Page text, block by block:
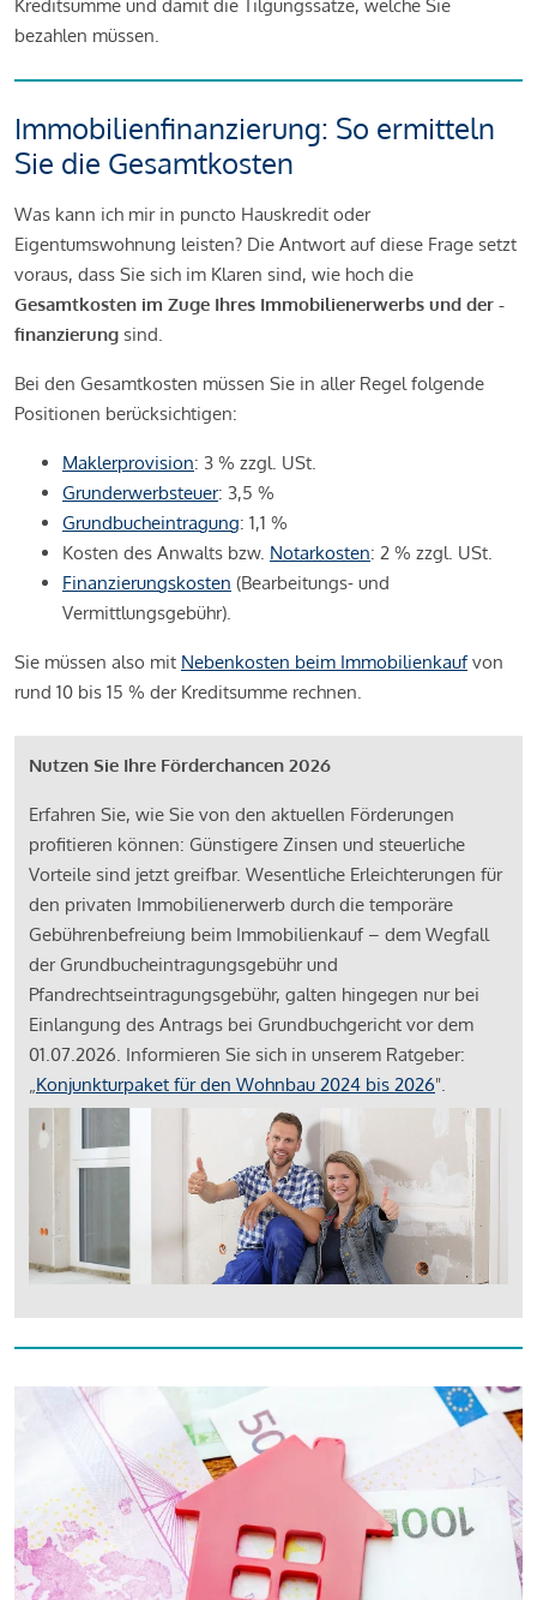
Kreditsumme und damit die Tilgungssätze, welche Sie
bezahlen müssen.
Immobilienfinanzierung: So ermitteln
Sie die Gesamtkosten
Was kann ich mir in puncto Hauskredit oder
Eigentumswohnung leisten? Die Antwort auf diese Frage setzt
voraus, dass Sie sich im Klaren sind, wie hoch die
Gesamtkosten im Zuge Ihres Immobilienerwerbs und der -
finanzierung sind.
Bei den Gesamtkosten müssen Sie in aller Regel folgende
Positionen berücksichtigen:
Maklerprovision: 3 % zzgl. USt.
Grunderwerbsteuer: 3,5 %
Grundbucheintragung: 1,1 %
Kosten des Anwalts bzw. Notarkosten: 2 % zzgl. USt.
Finanzierungskosten (Bearbeitungs- und
Vermittlungsgebühr).
Sie müssen also mit Nebenkosten beim Immobilienkaufvon
rund 10 bis 15 % der Kreditsumme rechnen.
Nutzen Sie Ihre Förderchancen 2026
Erfahren Sie, wie Sie von den aktuellen Förderungen
profitieren können: Günstigere Zinsen und steuerliche
Vorteile sind jetzt greifbar. Wesentliche Erleichterungen für
den privaten Immobilienerwerb durch die temporäre
Gebührenbefreiung beim Immobilienkauf – dem Wegfall
der Grundbucheintragungsgebühr und
Pfandrechtseintragungsgebühr, galten hingegen nur bei
Einlangung des Antrags bei Grundbuchgericht vor dem
01.07.2026. Informieren Sie sich in unserem Ratgeber:
„Konjunkturpaket für den Wohnbau 2024 bis 2026".